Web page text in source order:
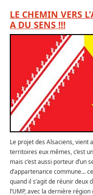
LE CHEMIN VERS
A DU SENS !!!
Le projet des Alsaciens, vient
territoires eux mêmes, c’est
mais c’est aussi porteur d’un
d’appartenance commune…
quand il s’agit de réunir deux
l’UMP, avec la dernière